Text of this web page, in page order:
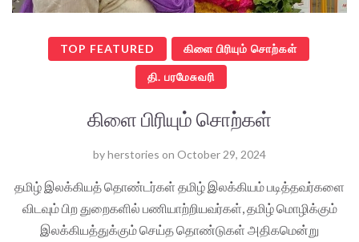
TOP FEATURED கிளை பிரியும் சொற்கள்
தி. பரமேசுவரி
கிளை பிரியும் சொற்கள்
byherstories on October 29, 2024
தமிழ் இலக்கியத் தொண்டர்கள் தமிழ் இலக்கியம் படித்தவர்களை
விடவும் பிற துறைகளில் பணியாற்றியவர்கள், தமிழ் மொழிக்கும்
இலக்கியத்துக்கும் செய்த தொண்டுகள் அதிகமென்று